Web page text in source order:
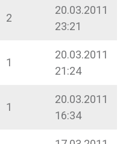
2
20.03.2011
23:21
1
20.03.2011
21:24
1
20.03.2011
16:34